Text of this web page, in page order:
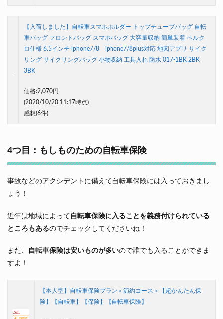
【入荷しました】自転車スマホホルダー トップチューブバッグ 自転
車バッグ フロントバッグ スマホバッグ 大容量収納 簡単装着 ベルク
ロ仕様 6.5インチ iphone7/8 iphone7/8plus対応 地図アプリ サイク
リング サイクリングバッグ 小物収納 工具入れ 防水 017-1BK 2BK
3BK
価格:2,070円
(2020/10/20 11:17時点)
感想(6件)
4つ目：もしものための自転車保険
事故などのアクシデントに備えて自転車保険には入っておきまし
ょう！
近年は地域によって 自転車保険に入ることを義務付けられている
ところもあるのでチェックしてくださいね！
また、 自転車保険は安いものが多いので誰でも入ることができま
すよ！
【本人型】自転車保険プラン＜節約コース＞【超かんたん保
険】【自転車】【保険】【自転車保険】